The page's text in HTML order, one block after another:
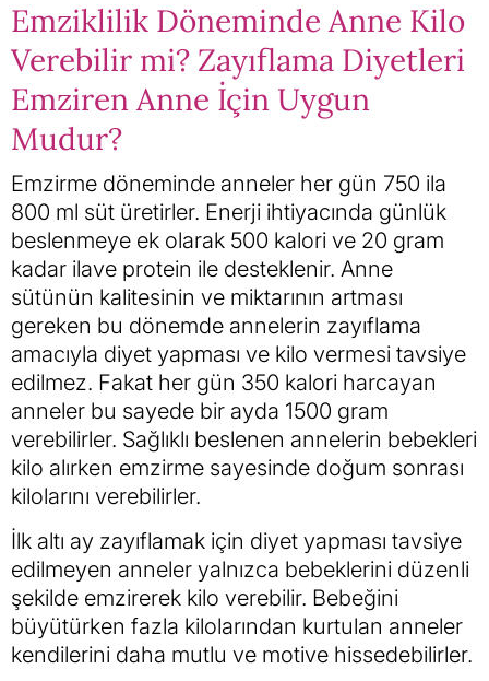
Emziklilik Döneminde Anne Kilo
Verebilir mi? Zayıflama Diyetleri
Emziren Anne İçin Uygun
Mudur?
Emzirme döneminde anneler her gün 750 ila
800 ml süt üretirler. Enerji ihtiyacında günlük
beslenmeye ek olarak 500 kalori ve 20 gram
kadar ilave protein ile desteklenir. Anne
sütünün kalitesinin ve miktarının artması
gereken bu dönemde annelerin zayıflama
amacıyla diyet yapması ve kilo vermesi tavsiye
edilmez. Fakat her gün 350 kalori harcayan
anneler bu sayede bir ayda 1500 gram
verebilirler. Sağlıklı beslenen annelerin bebekleri
kilo alırken emzirme sayesinde doğum sonrası
kilolarını verebilirler.
İlk altı ay zayıflamak için diyet yapması tavsiye
edilmeyen anneler yalnızca bebeklerini düzenli
şekilde emzirerek kilo verebilir. Bebeğini
büyütürken fazla kilolarından kurtulan anneler
kendilerini daha mutlu ve motive hissedebilirler.